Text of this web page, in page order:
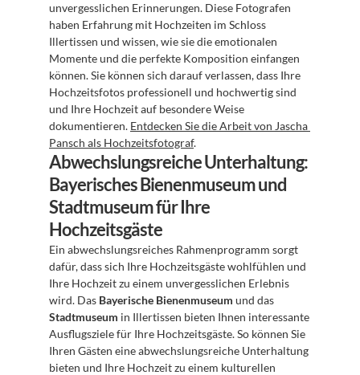
unvergesslichen Erinnerungen. Diese Fotografen
haben Erfahrung mit Hochzeiten im Schloss
Illertissen und wissen, wie sie die emotionalen
Momente und die perfekte Komposition einfangen
können. Sie können sich darauf verlassen, dass Ihre
Hochzeitsfotos professionell und hochwertig sind
und Ihre Hochzeit auf besondere Weise
dokumentieren. Entdecken Sie die Arbeit von Jascha
Pansch als Hochzeitsfotograf.
Abwechslungsreiche Unterhaltung:
Bayerisches Bienenmuseum und
Stadtmuseum für Ihre
Hochzeitsgäste
Ein abwechslungsreiches Rahmenprogramm sorgt
dafür, dass sich Ihre Hochzeitsgäste wohlfühlen und
Ihre Hochzeit zu einem unvergesslichen Erlebnis
wird. Das Bayerische Bienenmuseum
Stadtmuseum in Illertissen bieten Ihnen interessante
Ausflugsziele für Ihre Hochzeitsgäste. So können Sie
Ihren Gästen eine abwechslungsreiche Unterhaltung
bieten und Ihre Hochzeit zu einem kulturellen